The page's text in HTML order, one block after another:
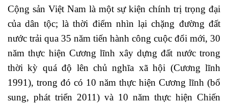
Cộng sản Việt Nam là một sự kiện chính trị trọng đại
của dân tộc; là thời điểm nhìn lại chặng đường đất
nước trải qua 35 năm tiến hành công cuộc đổi mới, 30
năm thực hiện Cương lĩnh xây dựng đất nước trong
thời kỳ quá độ lên chủ nghĩa xã hội (Cương lĩnh
1991), trong đó có 10 năm thực hiện Cương lĩnh (bổ
sung, phát triển 2011) và 10 năm thực hiện Chiến